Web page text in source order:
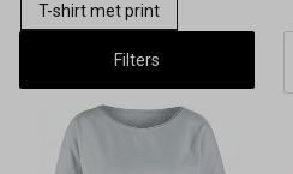
T-shirt met print
Filters